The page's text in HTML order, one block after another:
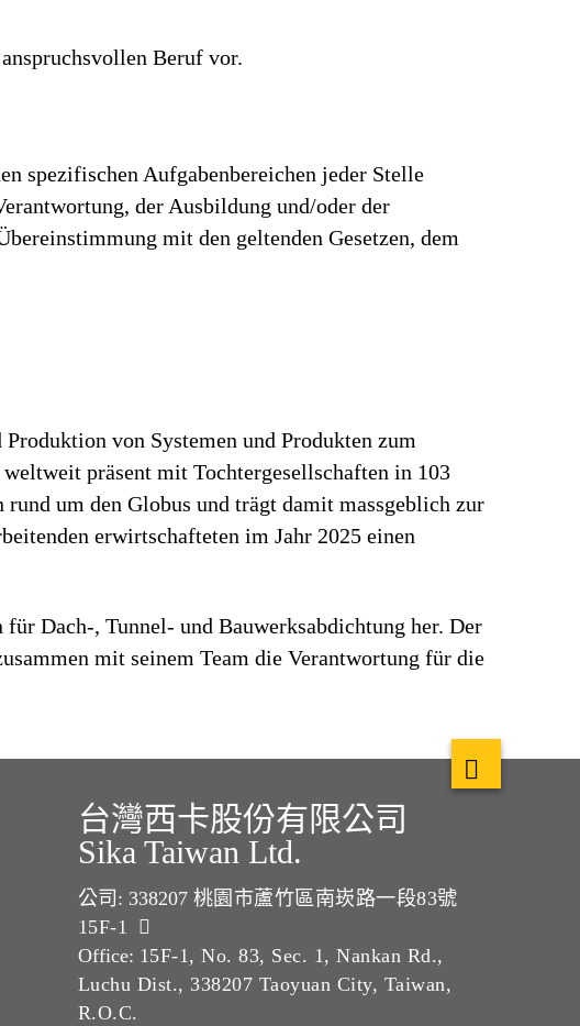
Beruf vor.
spezifischen Aufgabenbereichen jeder Stelle
der Ausbildung und/oder der
mit den geltenden Gesetzen, dem
von Systemen und Produkten zum
präsent mit Tochtergesellschaften in 103
um den Globus und trägt damit massgeblich zur
erwirtschafteten im Jahr 2025 einen
Dach-, Tunnel- und Bauwerksabdichtung her. Der
mit seinem Team die Verantwortung für die
台灣西卡股份有限公司
Sika Taiwan Ltd.
公司: 338207 桃園市蘆竹區南崁路一段83號
15F-1
Office: 15F-1, No. 83, Sec. 1, Nankan Rd.,
Luchu Dist., 338207 Taoyuan City, Taiwan,
R.O.C.